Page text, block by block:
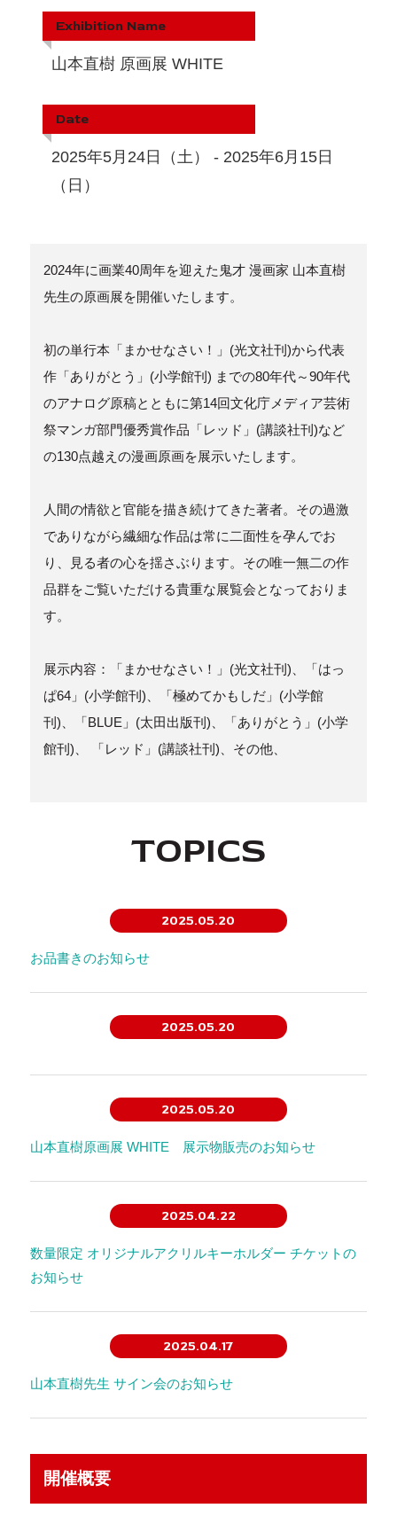
Exhibition Name
山本直樹 原画展 WHITE
Date
2025年5月24日（土） - 2025年6月15日
（日）
2024年に画業40周年を迎えた鬼才 漫画家 山本直樹
先生の原画展を開催いたします。
初の単行本「まかせなさい！」(光文社刊)から代表
作「ありがとう」(小学館刊) までの80年代～90年代
のアナログ原稿とともに第14回文化庁メディア芸術
祭マンガ部門優秀賞作品「レッド」(講談社刊)など
の130点越えの漫画原画を展示いたします。
人間の情欲と官能を描き続けてきた著者。その過激
でありながら繊細な作品は常に二面性を孕んでお
り、見る者の心を揺さぶります。その唯一無二の作
品群をご覧いただける貴重な展覧会となっておりま
す。
展示内容：「まかせなさい！」(光文社刊)、「はっ
ぱ64」(小学館刊)、「極めてかもしだ」(小学館
刊)、「BLUE」(太田出版刊)、「ありがとう」(小学
館刊)、 「レッド」(講談社刊)、その他、
TOPICS
2025.05.20
お品書きのお知らせ
2025.05.20
2025.05.20
山本直樹原画展 WHITE 展示物販売のお知らせ
2025.04.22
数量限定 オリジナルアクリルキーホルダー チケットの
お知らせ
2025.04.17
山本直樹先生 サイン会のお知らせ
開催概要